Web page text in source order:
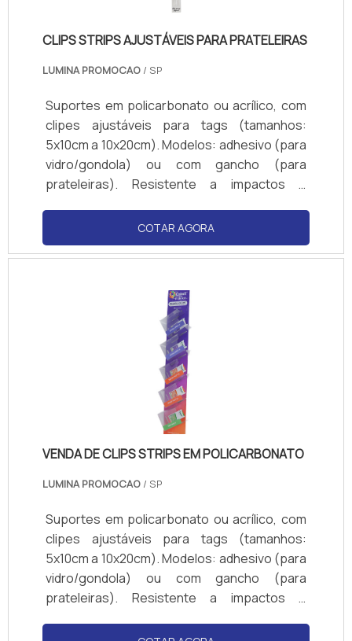
CLIPS STRIPS AJUSTÁVEIS PARA PRATELEIRAS
LUMINA PROMOCAO / SP
Suportes em policarbonato ou acrílico, com
clipes ajustáveis para tags (tamanhos:
5x10cm a 10x20cm). Modelos: adhesivo (para
vidro/gondola) ou com gancho (para
prateleiras). Resistente a impactos e
personalizadas (logotipos). Compatível com
papel couchê, PVC ou cartão. Normas de
visibilidade: ângulo de 180° para fácil leitura.
COTAR AGORA
VENDA DE CLIPS STRIPS EM POLICARBONATO
LUMINA PROMOCAO / SP
Suportes em policarbonato ou acrílico, com
clipes ajustáveis para tags (tamanhos:
5x10cm a 10x20cm). Modelos: adhesivo (para
vidro/gondola) ou com gancho (para
prateleiras). Resistente a impactos e
personalizadas (logotipos). Compatível com